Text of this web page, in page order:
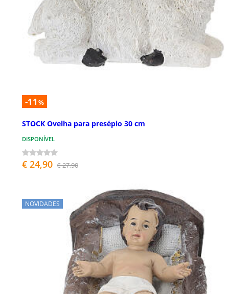
-11 %
STOCK Ovelha para presépio 30 cm
DISPONÍVEL
€ 24,90 € 27,90
NOVIDADES